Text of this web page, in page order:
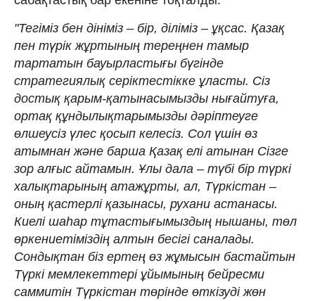
"Тегіміз бен дініміз – бір, діліміз – ұқсас. Қазақ
пен түрік жұртының тереңнен тамыр
тартатын бауырластығы бүгінде
стратегиялық серіктестікке ұласты. Сіз
достық қарым-қатынасымызды нығайтуға,
ортақ құндылықтарымызды дәріптеуге
өлшеусіз үлес қосып келесіз. Сол үшін өз
атымнан және барша Қазақ елі атынан Сізге
зор алғыс айтамын. Ұлы дала – түбі бір түркі
халықтарының атажұрты, ал, Түркістан –
оның қастерлі қазынасы, рухани астанасы.
Киелі шаһар тұтастығымыздың нышаны, төл
өркениетіміздің алтын бесігі саналады.
Сондықтан біз ертең өз жұмысын бастайтын
Түркі мемлекеттері ұйымының бейресми
саммитін Түркістан төрінде өткізуді жөн